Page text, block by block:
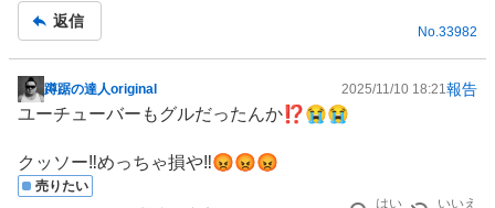
返信
No.33982
掲
示
記
事
蹲踞の達人original 2025/11/10 18:21報告
ユーチューバーもグルだったんか⁉️😭😭
クッソー‼️めっちゃ損や‼️😡😡😡
売りたい
はい いいえ